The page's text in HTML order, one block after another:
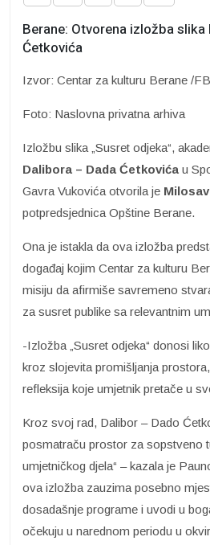
Berane: Otvorena izložba slika
Ćetkovića
Izvor: Centar za kulturu Berane /FB
Foto: Naslovna privatna arhiva
Izložbu slika „Susret odjeka“,
Dalibora – Dada Ćetkovića u
Gavra Vukovića otvorila je
potpredsjednica Opštine Berane.
Ona je istakla da ova izložba
događaj kojim Centar za kulturu
misiju da afirmiše savremeno
za susret publike sa relevantnim
-Izložba „Susret odjeka“ donosi
kroz slojevita promišljanja
refleksija koje umjetnik pretače u
Kroz svoj rad, Dalibor – Dado
posmatraču prostor za sopstveno
umjetničkog djela“ – kazala je
ova izložba zauzima posebno
dosadašnje programe i uvodi u
očekuju u narednom periodu u